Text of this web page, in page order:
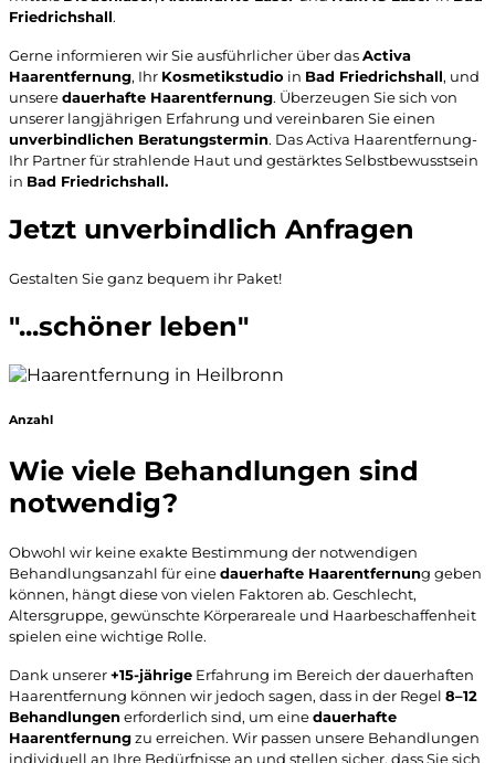
Friedrichshall.
Gerne informieren wir Sie ausführlicher über dasActiva
Haarentfernung, Ihr Kosmetikstudio in Bad Friedrichshall, und
unseredauerhafte Haarentfernung. Überzeugen Sie sich von
unserer langjährigen Erfahrung und vereinbaren Sie einen
unverbindlichen Beratungstermin. Das Activa Haarentfernung-
Ihr Partner für strahlende Haut und gestärktes Selbstbewusstsein
in Bad Friedrichshall.
Jetzt unverbindlich Anfragen
Gestalten Sie ganz bequem ihr Paket!
"...schöner leben"
Anzahl
Wie viele Behandlungen sind
notwendig?
Obwohl wir keine exakte Bestimmung der notwendigen
Behandlungsanzahl für einedauerhafte Haarentfernung geben
können, hängt diese von vielen Faktoren ab. Geschlecht,
Altersgruppe, gewünschte Körperareale und Haarbeschaffenheit
spielen eine wichtige Rolle.
Dank unserer+15-jährige Erfahrung im Bereich der dauerhaften
Haarentfernung können wir jedoch sagen, dass in der Regel 8–12
Behandlungenerforderlich sind, um einedauerhafte
Haarentfernungzu erreichen. Wir passen unsere Behandlungen
individuell an Ihre Bedürfnisse an und stellen sicher, dass Sie sich